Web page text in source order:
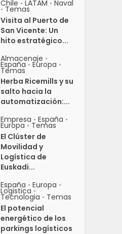
Chile • LATAM • Naval
• Temas
Visita al Puerto de
San Vicente: Un
hito estratégico...
Almacenaje •
España • Europa •
Temas
Herba Ricemills y su
salto hacia la
automatización:...
Empresa • España •
Europa • Temas
El Clúster de
Movilidad y
Logística de
Euskadi...
España • Europa •
Logistica •
Tecnologia • Temas
El potencial
energético de los
parkings logísticos